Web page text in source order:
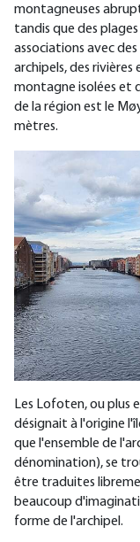
montagneuses
tandis que des
associations avec
archipels, des rivières
montagne isolées et
de la région est le
mètres.
Les Lofoten, ou plus
désignait à l'origine
que l'ensemble de
dénomination), se
être traduites
beaucoup
forme de l'archipel.